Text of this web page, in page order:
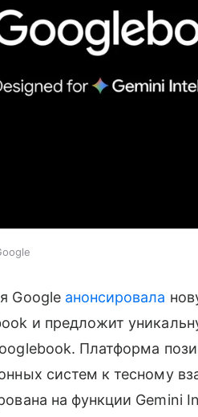
Google анонсировала
и предложит
Платформа
систем к тесному
на функции Gemini